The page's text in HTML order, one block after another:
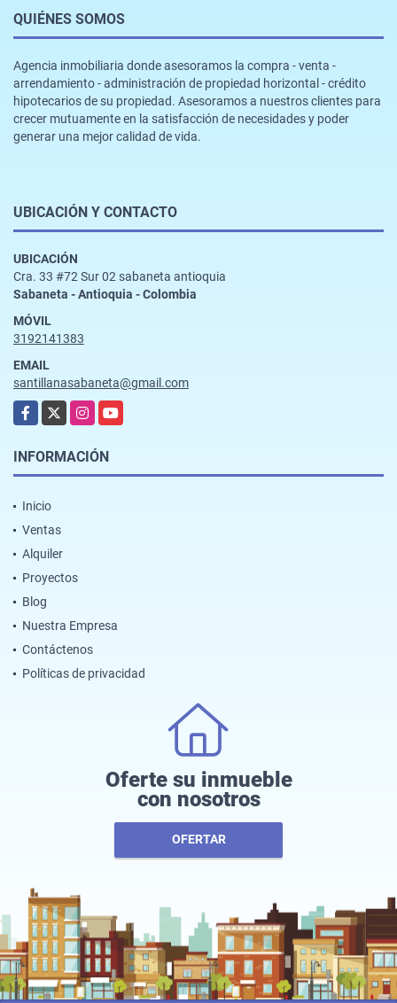
QUIÉNES SOMOS
Agencia inmobiliaria donde asesoramos la compra - venta -
arrendamiento - administración de propiedad horizontal - crédito
hipotecarios de su propiedad. Asesoramos a nuestros clientes para
crecer mutuamente en la satisfacción de necesidades y poder
generar una mejor calidad de vida.
UBICACIÓN Y CONTACTO
UBICACIÓN
Cra. 33 #72 Sur 02 sabaneta antioquia
Sabaneta - Antioquia - Colombia
MÓVIL
3192141383
EMAIL
santillanasabaneta@gmail.com
Facebook
X InstagramYouTube
INFORMACIÓN
Inicio
Ventas
Alquiler
Proyectos
Blog
Nuestra Empresa
Contáctenos
Políticas de privacidad
Oferte su inmueble
con nosotros
OFERTAR